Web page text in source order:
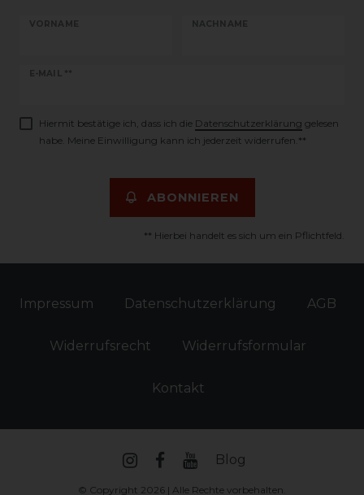
VORNAME NACHNAME
E-MAIL **
Newsletter
Hiermit bestätige ich, dass ich die Daten­schutz­erklärung gelesen
habe. Meine Einwilligung kann ich jederzeit widerrufen.**
ABONNIEREN
** Hierbei handelt es sich um ein Pflichtfeld.
Impressum Daten­schutz­erklärung AGB
Widerrufs­recht Widerrufs­formular
Kontakt
Blog
© Copyright 2026 | Alle Rechte vorbehalten.